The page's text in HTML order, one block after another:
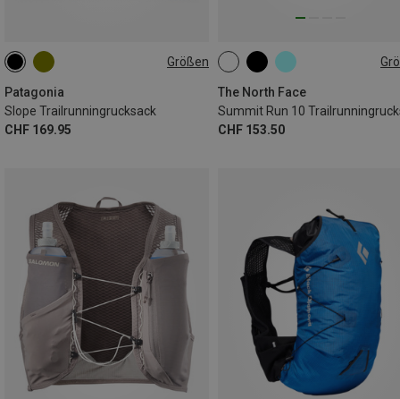
Größen
Patagonia
Slope Trailrunningrucksack
CHF 169.95
4L | L
4L | M
The North Face
CHF 153.50
10L | S 10L | XL
10L | M
10L | XS
10L | L